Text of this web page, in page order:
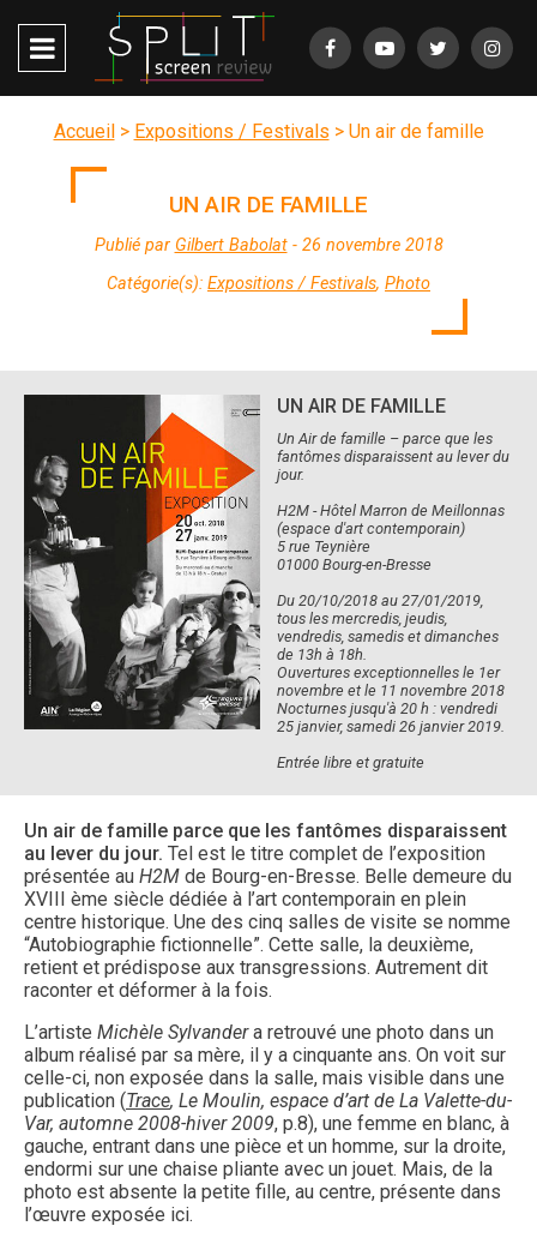
Accueil> Expositions / Festivals > Un air de famille
UN AIR DE FAMILLE
Publié par Gilbert Babolat- 26 novembre 2018
Catégorie(s): Expositions / Festivals, Photo
UN AIR DE FAMILLE
Un Air de famille – parce que les
fantômes disparaissent au lever du
jour.
H2M - Hôtel Marron de Meillonnas
(espace d'art contemporain)
5 rue Teynière
01000 Bourg-en-Bresse
Du 20/10/2018 au 27/01/2019,
tous les mercredis, jeudis,
vendredis, samedis et dimanches
de 13h à 18h.
Ouvertures exceptionnelles le 1er
novembre et le 11 novembre 2018
Nocturnes jusqu'à 20 h : vendredi
25 janvier, samedi 26 janvier 2019.
Entrée libre et gratuite
Un air de famille parce que les fantômes disparaissent
au lever du jour. Tel est le titre complet de l’exposition
présentée au H2M de Bourg-en-Bresse. Belle demeure du
XVIII ème siècle dédiée à l’art contemporain en plein
centre historique. Une des cinq salles de visite se nomme
“Autobiographie fictionnelle”. Cette salle, la deuxième,
retient et prédispose aux transgressions. Autrement dit
raconter et déformer à la fois.
L’artiste Michèle Sylvandera retrouvé une photo dans un
album réalisé par sa mère, il y a cinquante ans. On voit sur
celle-ci, non exposée dans la salle, mais visible dans une
publication (Trace, Le Moulin, espace d’art de La Valette-du-
Var, automne 2008-hiver 2009, p.8), une femme en blanc, à
gauche, entrant dans une pièce et un homme, sur la droite,
endormi sur une chaise pliante avec un jouet. Mais, de la
photo est absente la petite fille, au centre, présente dans
l’œuvre exposée ici.